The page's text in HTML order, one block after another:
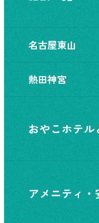
名古屋東山
熱田神宮
おやこホテル
アメニティ・